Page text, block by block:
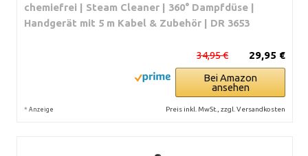
chemiefrei | Steam Cleaner | 360° Dampfdüse |
Handgerät mit 5 m Kabel & Zubehör | DR 3653
29,95 €
34,95 €
Bei Amazon
ansehen
* Anzeige Preis inkl. MwSt., zzgl. Versandkosten